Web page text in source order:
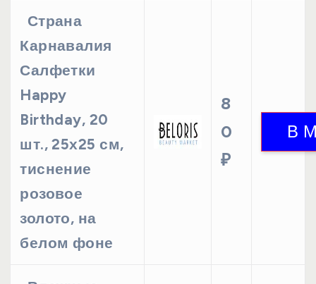
Страна
Карнавалия
Салфетки
Happy
Birthday, 20
шт., 25х25 см,
тиснение
розовое
золото, на
белом фоне
8
0
₽